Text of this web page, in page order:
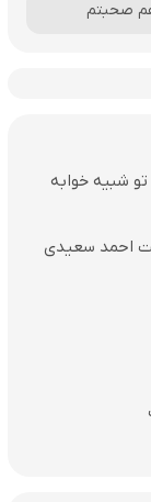
صحبتم
شبیه خوابه
احمد سعیدی